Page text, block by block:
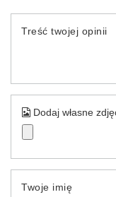
Treść twojej opinii
Dodaj własne
Twoje imię